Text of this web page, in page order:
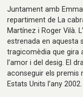
Juntament amb
repartiment de La
Martínez i Roger Vilà.
estrenada en aquesta
tragicomèdia que gira
l’amor i del desig. El
aconseguir els premis
Estats Units l’any 2002.